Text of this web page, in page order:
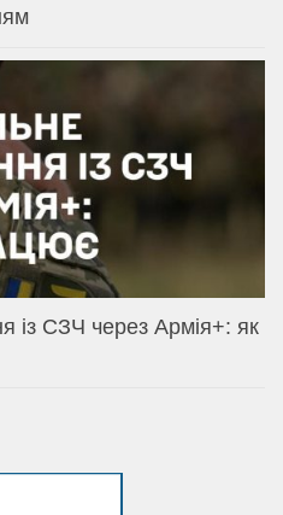
із СЗЧ через Армія+: як